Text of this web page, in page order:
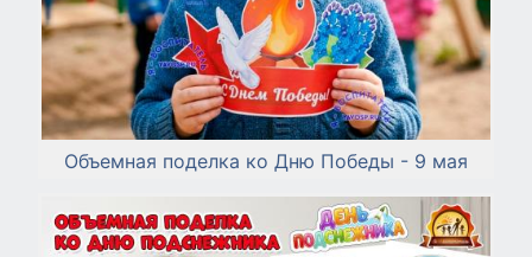
Объемная поделка ко Дню Победы - 9 мая